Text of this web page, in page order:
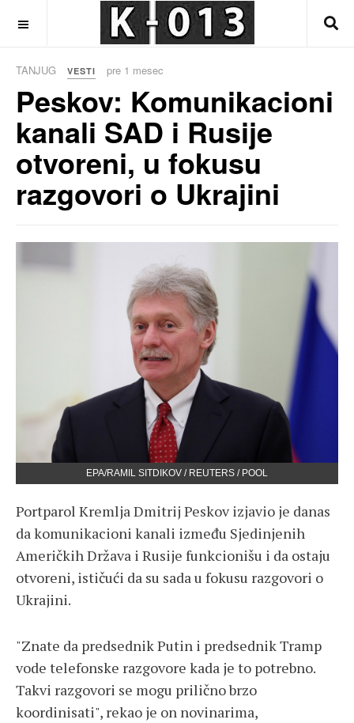
TANJUG VESTI pre 1 mesec
Peskov: Komunikacioni
kanali SAD i Rusije
otvoreni, u fokusu
razgovori o Ukrajini
EPA/RAMIL SITDIKOV / REUTERS / POOL
Portparol Kremlja Dmitrij Peskov izjavio je danas
da komunikacioni kanali između Sjedinjenih
Američkih Država i Rusije funkcionišu i da ostaju
otvoreni, ističući da su sada u fokusu razgovori o
Ukrajini.
"Znate da predsednik Putin i predsednik Tramp
vode telefonske razgovore kada je to potrebno.
Takvi razgovori se mogu prilično brzo
koordinisati", rekao je on novinarima,